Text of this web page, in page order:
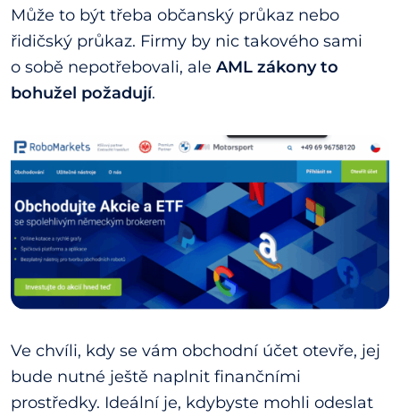
Může to být třeba občanský průkaz nebo
řidičský průkaz. Firmy by nic takového sami
o sobě nepotřebovali, ale AML zákony to
bohužel požadují.
Ve chvíli, kdy se vám obchodní účet otevře, jej
bude nutné ještě naplnit finančními
prostředky. Ideální je, kdybyste mohli odeslat